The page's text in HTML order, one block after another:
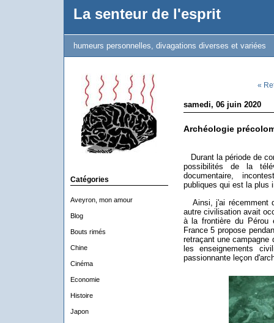
La senteur de l'esprit
humeurs personnelles, divagations diverses et variées
Catégories
Aveyron, mon amour
Blog
Bouts rimés
Chine
Cinéma
Economie
Histoire
Japon
«
samedi, 06 juin 2020
Archéologie
Durant la période de
possibilités de la
documentaire,
publiques qui est la plus
Ainsi, j'ai récemment
autre civilisation avait
à la frontière du Pérou
France 5 propose
retraçant une
les enseignements
passionnante leçon